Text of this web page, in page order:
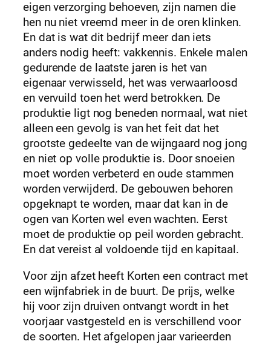
eigen verzorging behoeven, zijn namen die
hen nu niet vreemd meer in de oren klinken.
En dat is wat dit bedrijf meer dan iets
anders nodig heeft: vakkennis. Enkele malen
gedurende de laatste jaren is het van
eigenaar verwisseld, het was verwaarloosd
en vervuild toen het werd betrokken. De
produktie ligt nog beneden normaal, wat niet
alleen een gevolg is van het feit dat het
grootste gedeelte van de wijngaard nog jong
en niet op volle produktie is. Door snoeien
moet worden verbeterd en oude stammen
worden verwijderd. De gebouwen behoren
opgeknapt te worden, maar dat kan in de
ogen van Korten wel even wachten. Eerst
moet de produktie op peil worden gebracht.
En dat vereist al voldoende tijd en kapitaal.
Voor zijn afzet heeft Korten een contract met
een wijnfabriek in de buurt. De prijs, welke
hij voor zijn druiven ontvangt wordt in het
voorjaar vastgesteld en is verschillend voor
de soorten. Het afgelopen jaar varieerden